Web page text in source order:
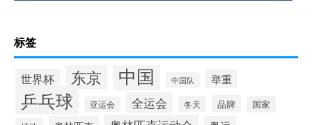
标签
世界杯 东京 中国 中国队 举重
乒乓球 亚运会 全运会 冬天 品牌 国家